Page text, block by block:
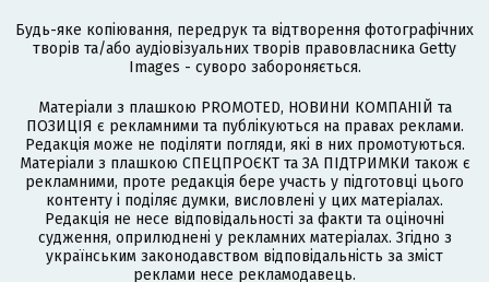
Будь-яке копіювання, передрук та відтворення фотографічних
творів та/або аудіовізуальних творів правовласника Getty
Images - суворо забороняється.
Матеріали з плашкою PROMOTED, НОВИНИ КОМПАНІЙ та
ПОЗИЦІЯ є рекламними та публікуються на правах реклами.
Редакція може не поділяти погляди, які в них промотуються.
Матеріали з плашкою СПЕЦПРОЄКТ та ЗА ПІДТРИМКИ також є
рекламними, проте редакція бере участь у підготовці цього
контенту і поділяє думки, висловлені у цих матеріалах.
Редакція не несе відповідальності за факти та оціночні
судження, оприлюднені у рекламних матеріалах. Згідно з
українським законодавством відповідальність за зміст
реклами несе рекламодавець.